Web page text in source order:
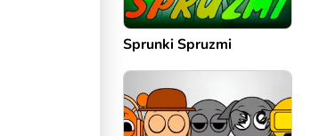
Sprunki Spruzmi